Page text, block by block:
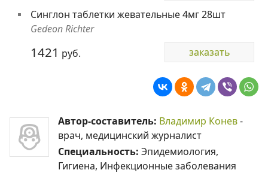
Синглон таблетки жевательные 4мг 28шт
Gedeon Richter
1421 руб. заказать
Автор-составитель: Владимир Конев-
врач, медицинский журналист
Специальность: Эпидемиология,
Гигиена, Инфекционные заболевания